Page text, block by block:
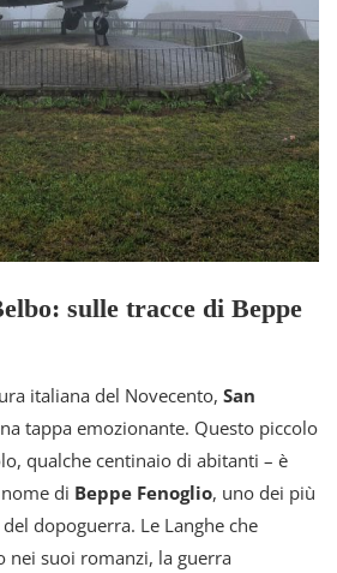
sulle tracce di Beppe
italiana del Novecento, San
tappa emozionante. Questo piccolo
qualche centinaio di abitanti – è
di Beppe Fenoglio, uno dei più
dopoguerra. Le Langhe che
nei suoi romanzi, la guerra